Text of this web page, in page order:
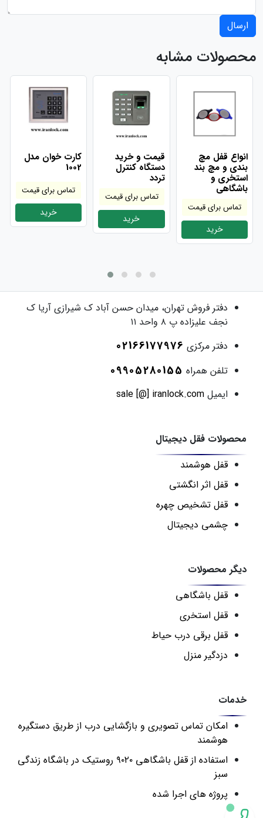
ارسال
محصولات مشابه
کارت خوان مدل
1002
تماس برای قیمت
خرید
قیمت و خرید
دستگاه کنترل
تردد
تماس برای قیمت
خرید
انواع قفل مچ
بندی و مچ بند
استخری و
باشگاهی
تماس برای قیمت
خرید
دفتر فروش تهران، میدان حسن آباد ک شیرازی آریا ک
نجف علیزاده پ ۸ واحد ۱۱
دفتر مرکزی 02166177976
تلفن همراه 09905280155
ایمیل sale [@] iranlock.com
محصولات فقل دیجیتال
قفل هوشمند
قفل اثر انگشتی
قفل تشخیص چهره
چشمی دیجیتال
دیگر محصولات
قفل باشگاهی
قفل استخری
قفل برقی درب حیاط
دزدگیر منزل
خدمات
امکان تماس تصویری و بازگشایی درب از طریق دستگیره
هوشمند
استفاده از قفل باشگاهی ۹۰۲۰ روستیک در باشگاه زندگی
سبز
پروژه های اجرا شده